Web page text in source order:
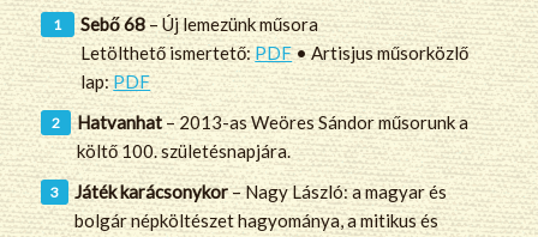
Sebő 68 – Új lemezünk műsora
Letölthető ismertető: PDF• Artisjus műsorközlő
lap:PDF
Hatvanhat– 2013-as Weöres Sándor műsorunk a
költő 100. születésnapjára.
Játék karácsonykor– Nagy László: a magyar és
bolgár népköltészet hagyománya, a mitikus és